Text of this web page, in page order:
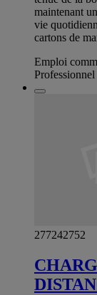
maintenant
vie
cartons de
Emploi
Professionnel
277242752